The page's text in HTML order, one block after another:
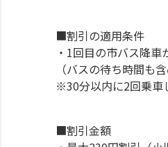
■割引の適用条件
・1回目の市バス降
（バスの待ち時間も
※30分以内に2回乗車
■割引金額